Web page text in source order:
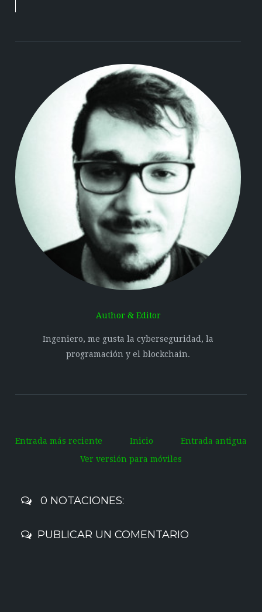
Author & Editor
Ingeniero, me gusta la cyberseguridad, la
programación y el blockchain.
Entrada más reciente Entrada antigua
Inicio
Ver versión para móviles
0 NOTACIONES:
PUBLICAR UN COMENTARIO